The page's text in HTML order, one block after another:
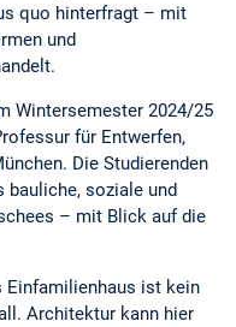
quo hinterfragt – mit
und
Wintersemester 2024/25
für Entwerfen,
Die Studierenden
bauliche, soziale und
– mit Blick auf die
Einfamilienhaus ist kein
Architektur kann hier